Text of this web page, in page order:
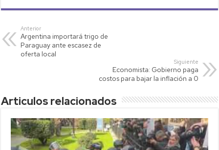
at
s
A
p
tt p
Li
ail m
ar
Anterior
Argentina importará trigo de
Paraguay ante escasez de
oferta local
Siguiente
Economista: Gobierno paga
costos para bajar la inflación a 0
Articulos relacionados